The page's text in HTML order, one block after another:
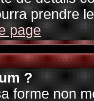
prendre
page
?
forme non